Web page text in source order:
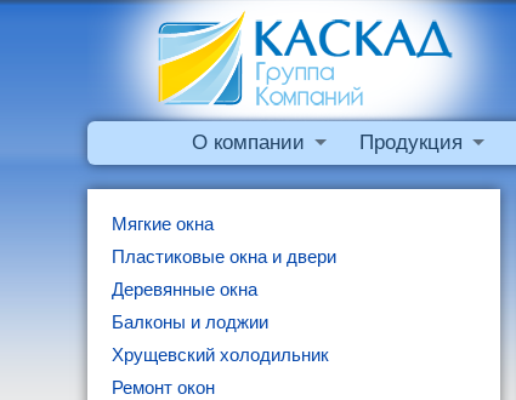
О компании Продукция
Мягкие окна
Пластиковые окна и двери
Деревянные окна
Балконы и лоджии
Хрущевский холодильник
Ремонт окон